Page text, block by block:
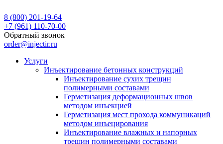
8 (800) 201-19-64
+7 (961) 110-70-00
Обратный звонок
order@injectir.ru
Услуги
Инъектирование бетонных конструкций
Инъектирование сухих трещин
полимерными составами
Герметизация деформационных швов
методом инъекцией
Герметизация мест прохода коммуникаций
методом инъецирования
Инъектирование влажных и напорных
трещин полимерными составами